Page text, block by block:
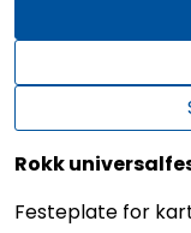
Rokk
Festeplate for